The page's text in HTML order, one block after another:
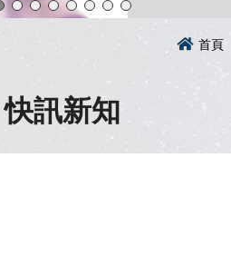
首頁
快訊新知